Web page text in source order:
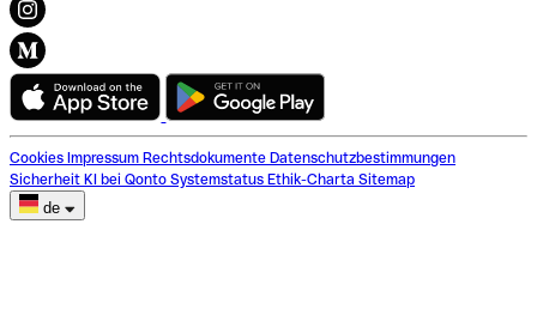
Cookies Impressum Rechtsdokumente Datenschutzbestimmungen
Sicherheit KI bei Qonto Systemstatus Ethik-Charta Sitemap
de